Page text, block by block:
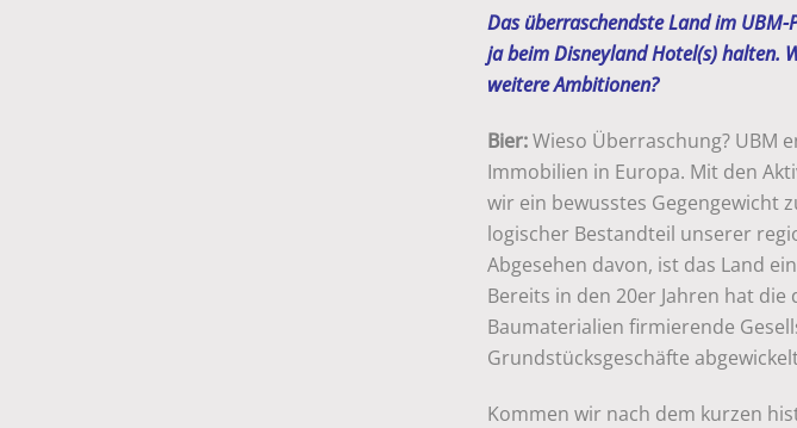
Das überraschendste Land im
ja beim Disneyland Hotel(s) halten.
weitere Ambitionen?
Bier:Wieso Überraschung? UBM
Immobilien in Europa. Mit den
wir ein bewusstes Gegengewicht
logischer Bestandteil unserer
Abgesehen davon, ist das Land
Bereits in den 20er Jahren hat
Baumaterialien firmierende
Grundstücksgeschäfte
Kommen wir nach dem kurzen